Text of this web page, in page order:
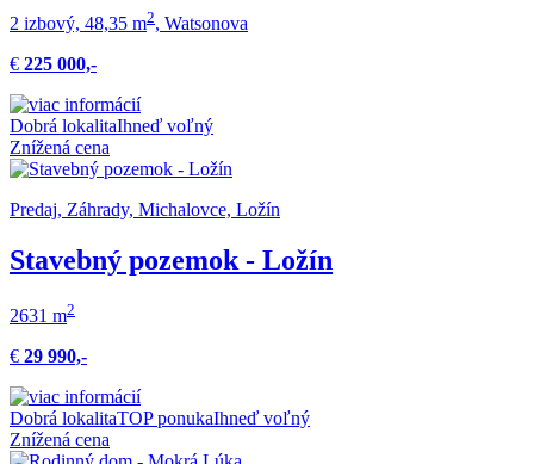
2 izbový, 48,35 m2, Watsonova
€ 225 000,-
Dobrá lokalitaIhneď voľný
Znížená cena
Predaj, Záhrady, Michalovce, Ložín
Stavebný pozemok - Ložín
2631 m2
€ 29 990,-
Dobrá lokalitaTOP ponukaIhneď voľný
Znížená cena